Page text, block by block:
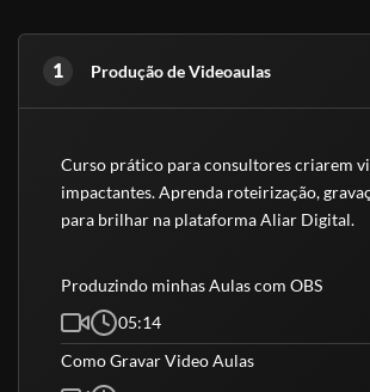
1 Produção de Videoaulas
Curso prático para consultores criarem
impactantes. Aprenda roteirização,
para brilhar na plataforma Aliar Digital.
Produzindo minhas Aulas com OBS
05:14
Como Gravar Video Aulas